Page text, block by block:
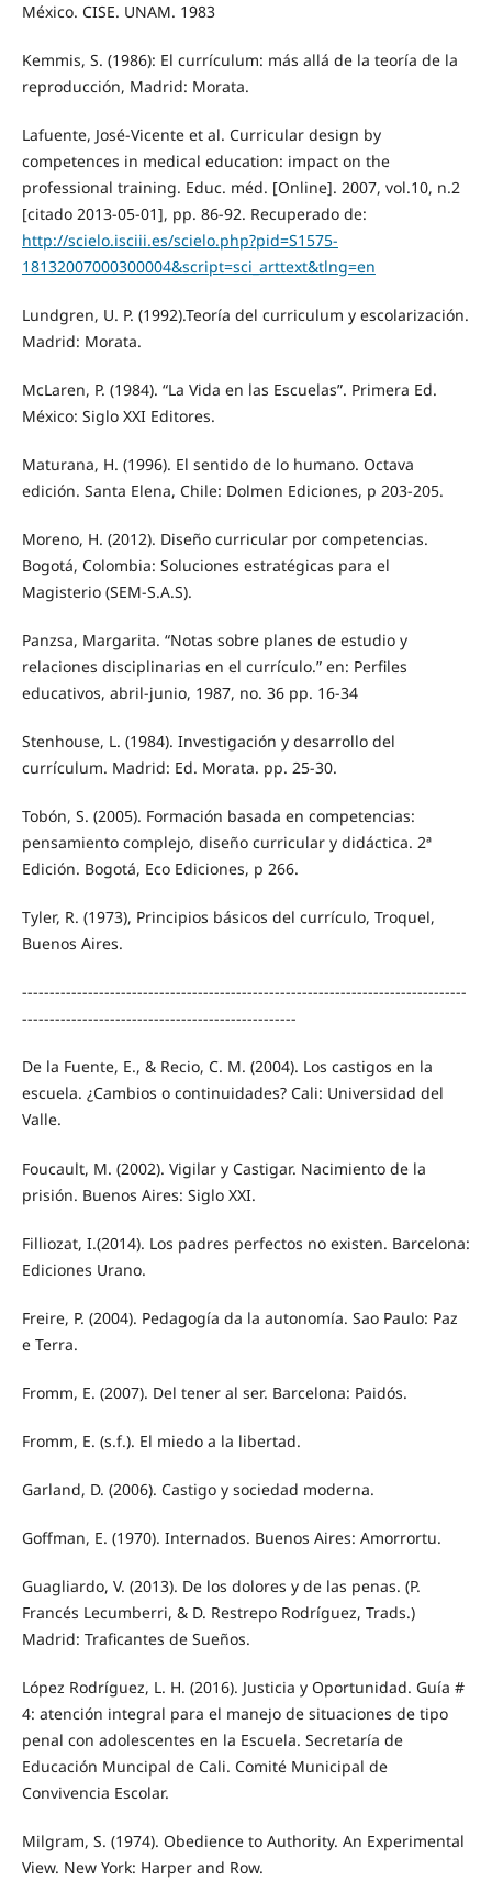
México. CISE. UNAM. 1983
Kemmis, S. (1986): El currículum: más allá de la teoría de la
reproducción, Madrid: Morata.
Lafuente, José-Vicente et al. Curricular design by
competences in medical education: impact on the
professional training. Educ. méd. [Online]. 2007, vol.10, n.2
[citado 2013-05-01], pp. 86-92. Recuperado de:
http://scielo.isciii.es/scielo.php?pid=S1575-
18132007000300004&script=sci_arttext&tlng=en
Lundgren, U. P. (1992).Teoría del curriculum y escolarización.
Madrid: Morata.
McLaren, P. (1984). “La Vida en las Escuelas”. Primera Ed.
México: Siglo XXI Editores.
Maturana, H. (1996). El sentido de lo humano. Octava
edición. Santa Elena, Chile: Dolmen Ediciones, p 203-205.
Moreno, H. (2012). Diseño curricular por competencias.
Bogotá, Colombia: Soluciones estratégicas para el
Magisterio (SEM-S.A.S).
Panzsa, Margarita. “Notas sobre planes de estudio y
relaciones disciplinarias en el currículo.” en: Perfiles
educativos, abril-junio, 1987, no. 36 pp. 16-34
Stenhouse, L. (1984). Investigación y desarrollo del
currículum. Madrid: Ed. Morata. pp. 25-30.
Tobón, S. (2005). Formación basada en competencias:
pensamiento complejo, diseño curricular y didáctica. 2ª
Edición. Bogotá, Eco Ediciones, p 266.
Tyler, R. (1973), Principios básicos del currículo, Troquel,
Buenos Aires.
---------------------------------------------------------------------------------
--------------------------------------------------
De la Fuente, E., & Recio, C. M. (2004). Los castigos en la
escuela. ¿Cambios o continuidades? Cali: Universidad del
Valle.
Foucault, M. (2002). Vigilar y Castigar. Nacimiento de la
prisión. Buenos Aires: Siglo XXI.
Filliozat, I.(2014). Los padres perfectos no existen. Barcelona:
Ediciones Urano.
Freire, P. (2004). Pedagogía da la autonomía. Sao Paulo: Paz
e Terra.
Fromm, E. (2007). Del tener al ser. Barcelona: Paidós.
Fromm, E. (s.f.). El miedo a la libertad.
Garland, D. (2006). Castigo y sociedad moderna.
Goffman, E. (1970). Internados. Buenos Aires: Amorrortu.
Guagliardo, V. (2013). De los dolores y de las penas. (P.
Francés Lecumberri, & D. Restrepo Rodríguez, Trads.)
Madrid: Traficantes de Sueños.
López Rodríguez, L. H. (2016). Justicia y Oportunidad. Guía #
4: atención integral para el manejo de situaciones de tipo
penal con adolescentes en la Escuela. Secretaría de
Educación Muncipal de Cali. Comité Municipal de
Convivencia Escolar.
Milgram, S. (1974). Obedience to Authority. An Experimental
View. New York: Harper and Row.